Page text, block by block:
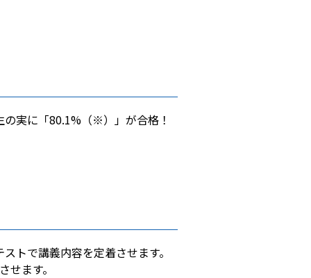
実に「80.1%（※）」が合格！
トで講義内容を定着させます。
ます。